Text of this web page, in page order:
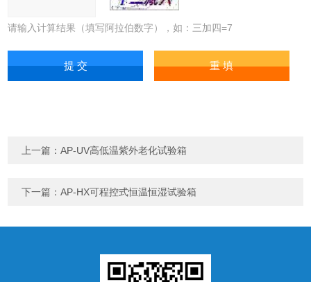
请输入计算结果（填写阿拉伯数字），如：三加四=7
上一篇：AP-UV高低温紫外老化试验箱
下一篇：AP-HX可程控式恒温恒湿试验箱